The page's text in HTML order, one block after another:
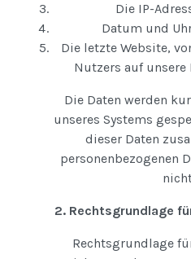
Die IP-
Datum und
Die letzte Website,
Nutzers auf
Die Daten werden
unseres Systems
dieser Daten
personenbezogenen
2. Rechtsgrundlage
Rechtsgrundlage